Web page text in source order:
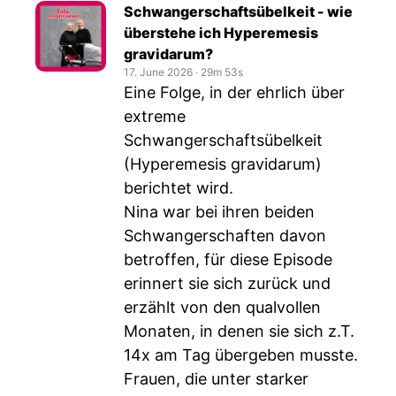
Schwangerschaftsübelkeit - wie
überstehe ich Hyperemesis
gravidarum?
17. June 2026 ‧ 29m 53s
Eine Folge, in der ehrlich über
extreme
Schwangerschaftsübelkeit
(Hyperemesis gravidarum)
berichtet wird.
Nina war bei ihren beiden
Schwangerschaften davon
betroffen, für diese Episode
erinnert sie sich zurück und
erzählt von den qualvollen
Monaten, in denen sie sich z.T.
14x am Tag übergeben musste.
Frauen, die unter starker